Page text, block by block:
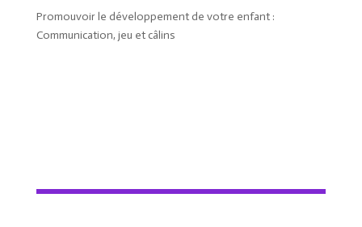
Promouvoir le développement de votre enfant :
Communication, jeu et câlins